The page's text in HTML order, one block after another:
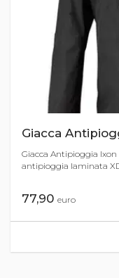
Giacca
Giacca Antipioggia
antipioggia laminata
77,90 euro